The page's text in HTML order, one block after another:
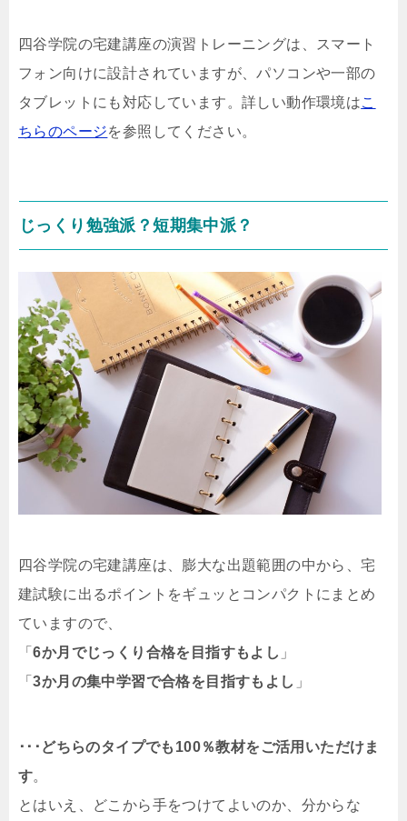
四谷学院の宅建講座の演習トレーニングは、スマート
フォン向けに設計されていますが、パソコンや一部の
タブレットにも対応しています。詳しい動作環境はこ
ちらのページを参照してください。
じっくり勉強派？短期集中派？
四谷学院の宅建講座は、膨大な出題範囲の中から、宅
建試験に出るポイントをギュッとコンパクトにまとめ
ていますので、
「6か月でじっくり合格を目指すもよし 」
「3か月の集中学習で合格を目指すもよし 」
･･･どちらのタイプでも100％教材をご活用いただけま
す。
とはいえ、どこから手をつけてよいのか、分からな